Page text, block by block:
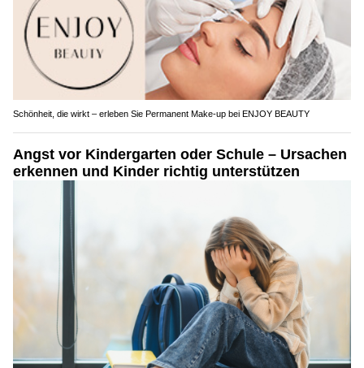
Schönheit, die wirkt – erleben Sie Permanent Make-up bei ENJOY BEAUTY
Angst vor Kindergarten oder Schule – Ursachen
erkennen und Kinder richtig unterstützen